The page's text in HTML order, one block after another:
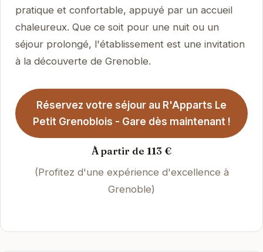
pratique et confortable, appuyé par un accueil
chaleureux. Que ce soit pour une nuit ou un
séjour prolongé, l'établissement est une invitation
à la découverte de Grenoble.
Réservez votre séjour au R'Apparts Le
Petit Grenoblois - Gare dès maintenant !
À partir de 113 €
(Profitez d'une expérience d'excellence à
Grenoble)